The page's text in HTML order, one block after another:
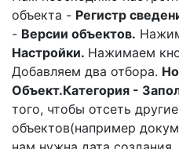
объекта - Регистр
- Версии объектов.
Настройки. Нажимаем
Добавляем два отбора.
Объект.Категория -
того, чтобы отсеть
объектов(например